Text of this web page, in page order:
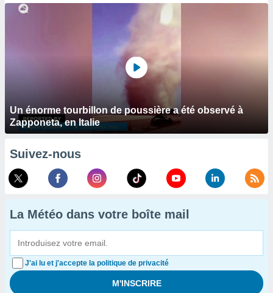
Un énorme tourbillon de poussière a été observé à
Zapponeta, en Italie
Suivez-nous
La Météo dans votre boîte mail
J'ai lu et j'accepte la politique de privacité